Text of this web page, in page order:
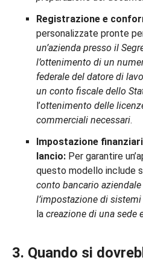
Registrazione e
personalizzate pronte
un’azienda presso il
l’ottenimento di un
federale del datore di
un conto fiscale dello
l’ottenimento delle
commerciali necessari.
Impostazione
lancio: Per garantire
questo modello include
conto bancario
l’impostazione di
la creazione di una sede
3. Quando si